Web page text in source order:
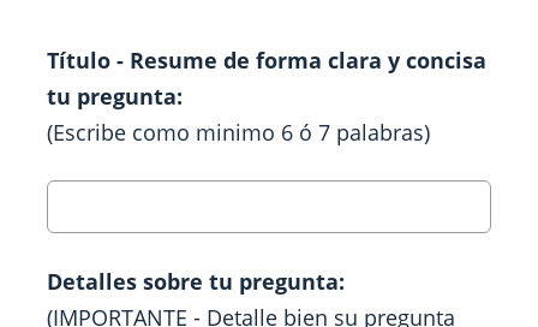
Título - Resume de forma clara y concisa
tu pregunta:
(Escribe como minimo 6 ó 7 palabras)
Detalles sobre tu pregunta:
(IMPORTANTE - Detalle bien su pregunta